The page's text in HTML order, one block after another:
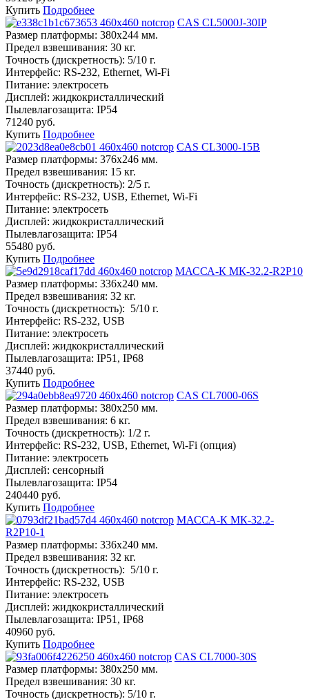
Купить Подробнее
CAS CL5000J-30IP
Размер платформы: 380х244 мм.
Предел взвешивания: 30 кг.
Точность (дискретность): 5/10 г.
Интерфейс: RS-232, Ethernet, Wi-Fi
Питание: электросеть
Дисплей: жидкокристаллический
Пылевлагозащита: IP54
71240 руб.
Купить Подробнее
CAS CL3000-15B
Размер платформы: 376х246 мм.
Предел взвешивания: 15 кг.
Точность (дискретность): 2/5 г.
Интерфейс: RS-232, USB, Ethernet, Wi-Fi
Питание: электросеть
Дисплей: жидкокристаллический
Пылевлагозащита: IP54
55480 руб.
Купить Подробнее
МАССА-К МК-32.2-R2P10
Размер платформы: 336х240 мм.
Предел взвешивания: 32 кг.
Точность (дискретность): 5/10 г.
Интерфейс: RS-232, USB
Питание: электросеть
Дисплей: жидкокристаллический
Пылевлагозащита: IP51, IP68
37440 руб.
Купить Подробнее
CAS CL7000-06S
Размер платформы: 380х250 мм.
Предел взвешивания: 6 кг.
Точность (дискретность): 1/2 г.
Интерфейс: RS-232, USB, Ethernet, Wi-Fi (опция)
Питание: электросеть
Дисплей: сенсорный
Пылевлагозащита: IP54
240440 руб.
Купить Подробнее
МАССА-К МК-32.2-
R2P10-1
Размер платформы: 336х240 мм.
Предел взвешивания: 32 кг.
Точность (дискретность): 5/10 г.
Интерфейс: RS-232, USB
Питание: электросеть
Дисплей: жидкокристаллический
Пылевлагозащита: IP51, IP68
40960 руб.
Купить Подробнее
CAS CL7000-30S
Размер платформы: 380х250 мм.
Предел взвешивания: 30 кг.
Точность (дискретность): 5/10 г.